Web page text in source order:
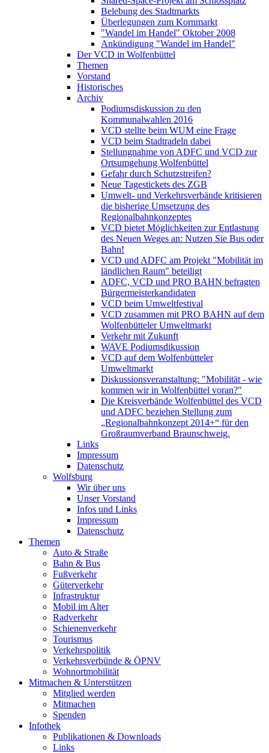
Belebung des Stadtmarkts
Überlegungen zum Kornmarkt
"Wandel im Handel" Oktober 2008
Ankündigung "Wandel im Handel"
Der VCD in Wolfenbüttel
Themen
Vorstand
Historisches
Archiv
Podiumsdiskussion zu den
Kommunalwahlen 2016
VCD stellte beim WUM eine Frage
VCD beim Stadtradeln dabei
Stellungnahme von ADFC und VCD zur
Ortsumgehung Wolfenbüttel
Gefahr durch Schutzstreifen?
Neue Tagestickets des ZGB
Umwelt- und Verkehrsverbände kritisieren
die bisherige Umsetzung des
Regionalbahnkonzeptes
VCD bietet Möglichkeiten zur Entlastung
des Neuen Weges an: Nutzen Sie Bus oder
Bahn!
VCD und ADFC am Projekt "Mobilität im
ländlichen Raum" beteiligt
ADFC, VCD und PRO BAHN befragten
Bürgermeisterkandidaten
VCD beim Umweltfestival
VCD zusammen mit PRO BAHN auf dem
Wolfenbütteler Umweltmarkt
Verkehr mit Zukunft
WAVE Podiumsdikussion
VCD auf dem Wolfenbütteler
Umweltmarkt
Diskussionsveranstaltung: "Mobilität - wie
kommen wir in Wolfenbüttel voran?"
Die Kreisverbände Wolfenbüttel des VCD
und ADFC beziehen Stellung zum
„Regionalbahnkonzept 2014+“ für den
Großraumverband Braunschweig.
Links
Impressum
Datenschutz
Wolfsburg
Wir über uns
Unser Vorstand
Infos und Links
Impressum
Datenschutz
Themen
Auto & Straße
Bahn & Bus
Fußverkehr
Güterverkehr
Infrastruktur
Mobil im Alter
Radverkehr
Schienenverkehr
Tourismus
Verkehrspolitik
Verkehrsverbünde & ÖPNV
Wohnortmobilität
Mitmachen & Unterstützen
Mitglied werden
Mitmachen
Spenden
Infothek
Publikationen & Downloads
Links